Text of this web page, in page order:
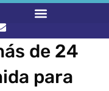
de 24
para